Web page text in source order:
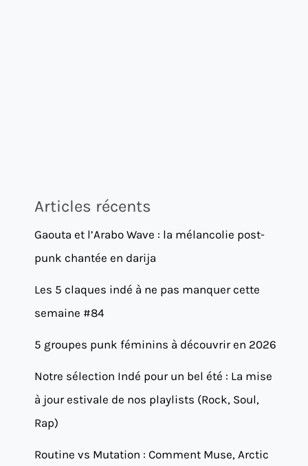
Articles récents
Gaouta et l’Arabo Wave : la mélancolie post-
punk chantée en darija
Les 5 claques indé à ne pas manquer cette
semaine #84
5 groupes punk féminins à découvrir en 2026
Notre sélection Indé pour un bel été : La mise
à jour estivale de nos playlists (Rock, Soul,
Rap)
Routine vs Mutation : Comment Muse, Arctic